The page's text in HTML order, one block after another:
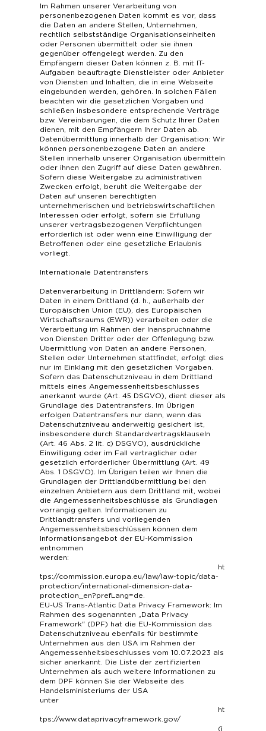
Im Rahmen unserer Verarbeitung von
personenbezogenen Daten kommt es vor, dass
die Daten an andere Stellen, Unternehmen,
rechtlich selbstständige Organisationseinheiten
oder Personen übermittelt oder sie ihnen
gegenüber offengelegt werden. Zu den
Empfängern dieser Daten können z. B. mit IT-
Aufgaben beauftragte Dienstleister oder Anbieter
von Diensten und Inhalten, die in eine Webseite
eingebunden werden, gehören. In solchen Fällen
beachten wir die gesetzlichen Vorgaben und
schließen insbesondere entsprechende Verträge
bzw. Vereinbarungen, die dem Schutz Ihrer Daten
dienen, mit den Empfängern Ihrer Daten ab.
Datenübermittlung innerhalb der Organisation: Wir
können personenbezogene Daten an andere
Stellen innerhalb unserer Organisation übermitteln
oder ihnen den Zugriff auf diese Daten gewähren.
Sofern diese Weitergabe zu administrativen
Zwecken erfolgt, beruht die Weitergabe der
Daten auf unseren berechtigten
unternehmerischen und betriebswirtschaftlichen
Interessen oder erfolgt, sofern sie Erfüllung
unserer vertragsbezogenen Verpflichtungen
erforderlich ist oder wenn eine Einwilligung der
Betroffenen oder eine gesetzliche Erlaubnis
vorliegt.
Internationale Datentransfers
Datenverarbeitung in Drittländern: Sofern wir
Daten in einem Drittland (d. h., außerhalb der
Europäischen Union (EU), des Europäischen
Wirtschaftsraums (EWR)) verarbeiten oder die
Verarbeitung im Rahmen der Inanspruchnahme
von Diensten Dritter oder der Offenlegung bzw.
Übermittlung von Daten an andere Personen,
Stellen oder Unternehmen stattfindet, erfolgt dies
nur im Einklang mit den gesetzlichen Vorgaben.
Sofern das Datenschutzniveau in dem Drittland
mittels eines Angemessenheitsbeschlusses
anerkannt wurde (Art. 45 DSGVO), dient dieser als
Grundlage des Datentransfers. Im Übrigen
erfolgen Datentransfers nur dann, wenn das
Datenschutzniveau anderweitig gesichert ist,
insbesondere durch Standardvertragsklauseln
(Art. 46 Abs. 2 lit. c) DSGVO), ausdrückliche
Einwilligung oder im Fall vertraglicher oder
gesetzlich erforderlicher Übermittlung (Art. 49
Abs. 1 DSGVO). Im Übrigen teilen wir Ihnen die
Grundlagen der Drittlandübermittlung bei den
einzelnen Anbietern aus dem Drittland mit, wobei
die Angemessenheitsbeschlüsse als Grundlagen
vorrangig gelten. Informationen zu
Drittlandtransfers und vorliegenden
Angemessenheitsbeschlüssen können dem
Informationsangebot der EU-Kommission
entnommen
werden:
ht
tps://commission.europa.eu/law/law-topic/data-
protection/international-dimension-data-
protection_en?prefLang=de.
EU-US Trans-Atlantic Data Privacy Framework: Im
Rahmen des sogenannten „Data Privacy
Framework" (DPF) hat die EU-Kommission das
Datenschutzniveau ebenfalls für bestimmte
Unternehmen aus den USA im Rahmen der
Angemessenheitsbeschlusses vom 10.07.2023 als
sicher anerkannt. Die Liste der zertifizierten
Unternehmen als auch weitere Informationen zu
dem DPF können Sie der Webseite des
Handelsministeriums der USA
unter
ht
tps://www.dataprivacyframework.gov/
(i